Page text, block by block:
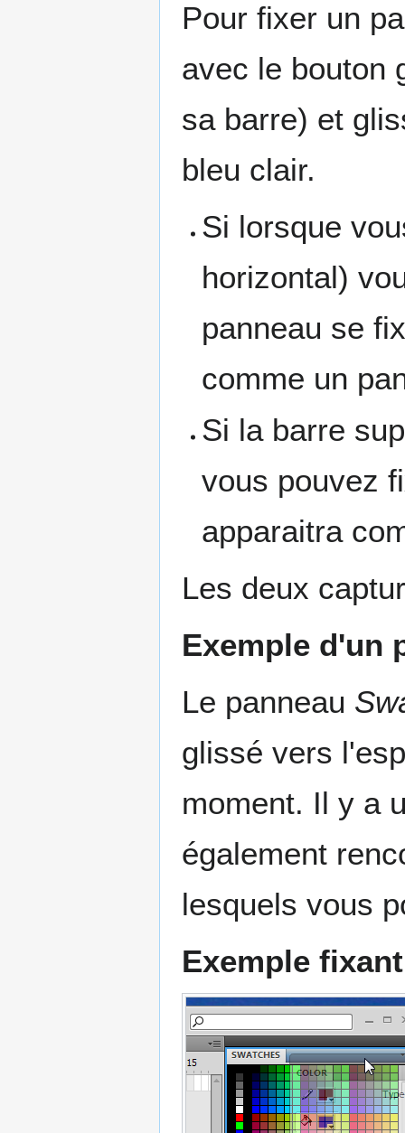
Pour fixer un
avec le bouton
sa barre) et
bleu clair.
Si lorsque
horizontal)
panneau se
comme un
Si la barre
vous pouvez
apparaitra
Les deux
Exemple d'un
Le panneau
glissé vers
moment. Il y a
également
lesquels vous
Exemple